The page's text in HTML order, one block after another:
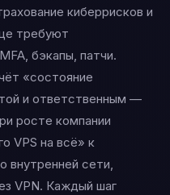
киберрисков и
требуют
бэкапы, патчи.
«состояние
и ответственным —
росте компании
VPS на всё» к
внутренней сети,
VPN. Каждый шаг